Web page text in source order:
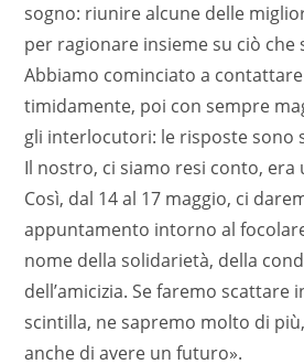
sogno: riunire alcune delle
per ragionare insieme su ciò che
Abbiamo cominciato a
timidamente, poi con sempre
gli interlocutori: le risposte sono
Il nostro, ci siamo resi conto, era
Così, dal 14 al 17 maggio, ci
appuntamento intorno al
nome della solidarietà, della
dell’amicizia. Se faremo scattare
scintilla, ne sapremo molto di
anche di avere un futuro».